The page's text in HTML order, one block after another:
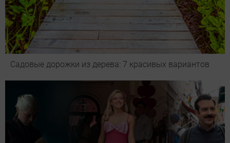
Садовые дорожки из дерева: 7 красивых вариантов